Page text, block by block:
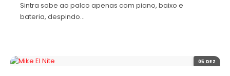
Sintra sobe ao palco apenas com piano, baixo e
bateria, despindo…
05 DEZ